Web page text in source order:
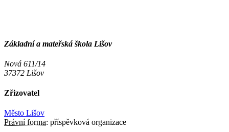
Základní a mateřská škola Lišov
Nová 611/14
37372 Lišov
Zřizovatel
Město Lišov
Právní forma: příspěvková organizace